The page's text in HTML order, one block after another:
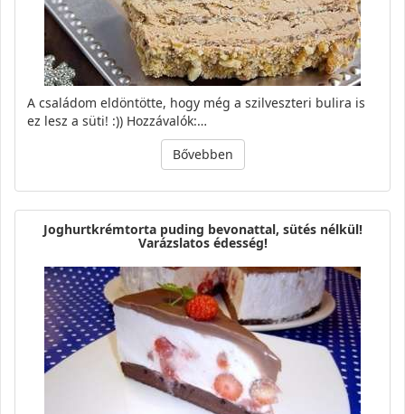
A családom eldöntötte, hogy még a szilveszteri bulira is
ez lesz a süti! :)) Hozzávalók:…
Bővebben
Joghurtkrémtorta puding bevonattal, sütés nélkül!
Varázslatos édesség!